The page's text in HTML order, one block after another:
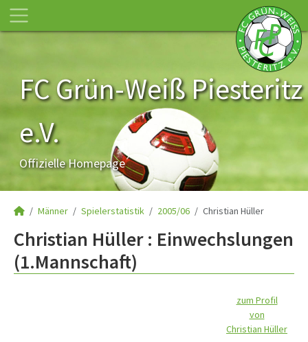
FC Grün-Weiß Piesteritz
e.V.
Offizielle Homepage
Männer Spielerstatistik 2005/06 Christian Hüller
Christian Hüller : Einwechslungen
(1.Mannschaft)
zum Profil
von
Christian Hüller